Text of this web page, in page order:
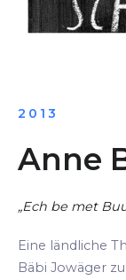
2013
Anne
„Ech be met
Eine ländliche
Bäbi Jowäger